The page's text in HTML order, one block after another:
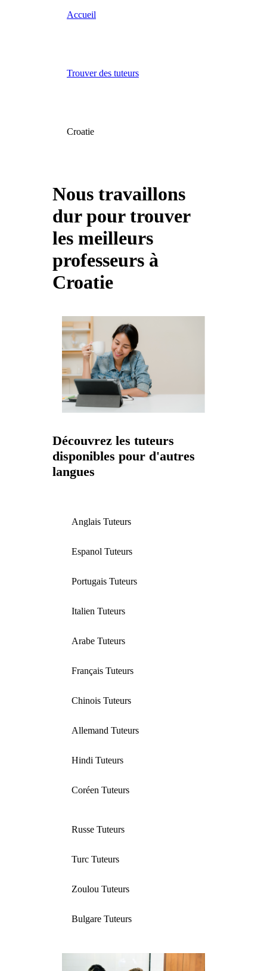
Accueil
Trouver des tuteurs
Croatie
Nous travaillons
dur pour trouver
les meilleurs
professeurs à
Croatie
Découvrez les tuteurs
disponibles pour d'autres
langues
Anglais Tuteurs
Espanol Tuteurs
Portugais Tuteurs
Italien Tuteurs
Arabe Tuteurs
Français Tuteurs
Chinois Tuteurs
Allemand Tuteurs
Hindi Tuteurs
Coréen Tuteurs
Russe Tuteurs
Turc Tuteurs
Zoulou Tuteurs
Bulgare Tuteurs